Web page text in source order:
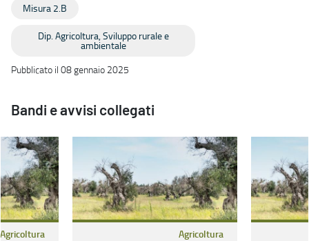
Misura 2.B
Dip. Agricoltura, Sviluppo rurale e
ambientale
Pubblicato il 08 gennaio 2025
Bandi e avvisi collegati
Agricoltura
Agricoltura